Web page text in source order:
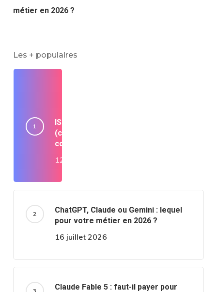
métier en 2026 ?
Les + populaires
ISO 42001 : le guide complet 2026
(coût, délais, AI Act, par où
commencer)
12 juillet 2026
ChatGPT, Claude ou Gemini : lequel
pour votre métier en 2026 ?
16 juillet 2026
Claude Fable 5 : faut-il payer pour